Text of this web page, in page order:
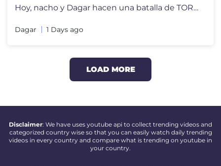
Hoy, nacho y Dagar hacen una batalla de TORRES DE SUPERHÉROES en Mine
Dagar 1 Days ago
LOAD MORE
Disclaimer: We have uses youtube api to collect trending videos and
categorized country wise so that you can easily watch daily trending
videos in every country and compare what is trending on youtube in
your country.